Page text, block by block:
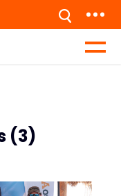
(3)